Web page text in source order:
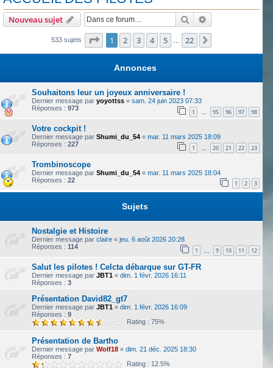
Nouveau sujet Rechercher
533 sujets Page 1sur22
1 2 3 4 5 22
Annonces
Souhaitons leur un joyeux anniversaire !
Dernier message par yoyottss « sam. 24 juin 2023 07:33
Réponses : 973 1 … 95 96 97 98
Votre cockpit !
Dernier message par Shumi_du_54 « mar. 11 mars 2025 18:09
Réponses : 227 1 … 20 21 22 23
Trombinoscope
Dernier message par Shumi_du_54 « mar. 11 mars 2025 18:04
Réponses : 22 1 2 3
Sujets
Nostalgie et Histoire
Dernier message par claire « jeu. 6 août 2026 20:28
Réponses : 114 1 … 9 10 11 12
Salut les pilotes ! Celcta débarque sur GT-FR
Dernier message par JBT1 « dim. 1 févr. 2026 16:11
Réponses : 3
Présentation David82_gt7
Dernier message par JBT1 « dim. 1 févr. 2026 16:09
Réponses : 9
Rating : 75%
Présentation de Bartho
Dernier message par Wolf18 « dim. 21 déc. 2025 18:30
Réponses : 7
Rating : 12.5%